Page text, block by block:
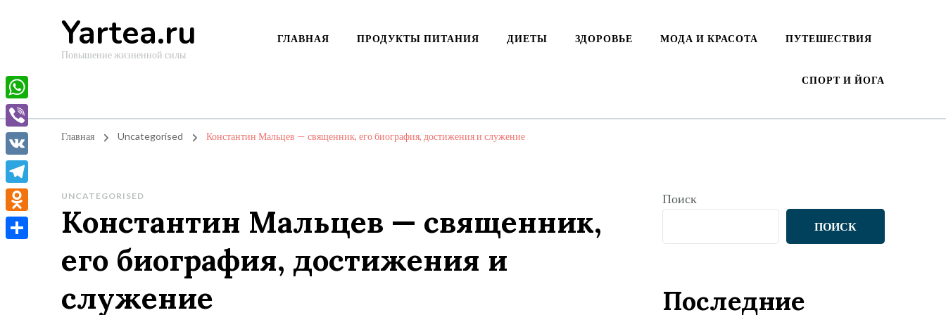
Yartea.ru
Повышение жизненной силы
ГЛАВНАЯ ПРОДУКТЫ ПИТАНИЯ ДИЕТЫ ЗДОРОВЬЕ МОДА И КРАСОТА ПУТЕШЕСТВИЯ
СПОРТ И ЙОГА
Главная Uncategorised Константин Мальцев — священник, его биография, достижения и служение
UNCATEGORISED
Константин Мальцев — священник,
его биография, достижения и
служение
Поиск
ПОИСК
Последние
WhatsApp
Viber
VK
Telegram
Odnoklassniki